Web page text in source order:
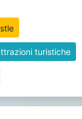
turistiche